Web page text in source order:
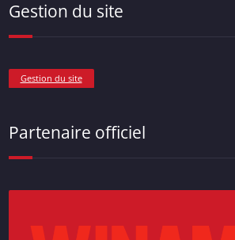
Gestion du site
Gestion du site
Partenaire officiel